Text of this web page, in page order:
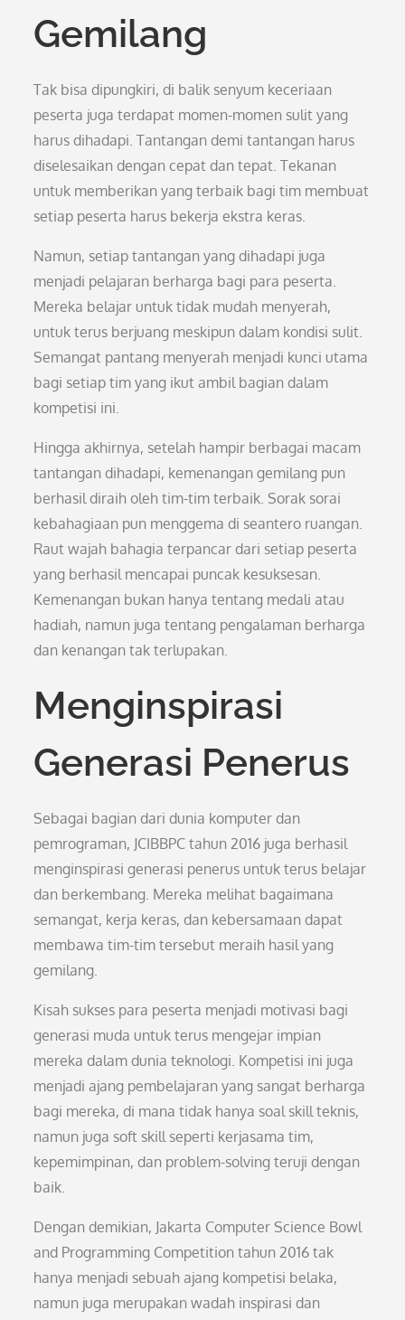
Gemilang
Tak bisa dipungkiri, di balik senyum keceriaan
peserta juga terdapat momen-momen sulit yang
harus dihadapi. Tantangan demi tantangan harus
diselesaikan dengan cepat dan tepat. Tekanan
untuk memberikan yang terbaik bagi tim membuat
setiap peserta harus bekerja ekstra keras.
Namun, setiap tantangan yang dihadapi juga
menjadi pelajaran berharga bagi para peserta.
Mereka belajar untuk tidak mudah menyerah,
untuk terus berjuang meskipun dalam kondisi sulit.
Semangat pantang menyerah menjadi kunci utama
bagi setiap tim yang ikut ambil bagian dalam
kompetisi ini.
Hingga akhirnya, setelah hampir berbagai macam
tantangan dihadapi, kemenangan gemilang pun
berhasil diraih oleh tim-tim terbaik. Sorak sorai
kebahagiaan pun menggema di seantero ruangan.
Raut wajah bahagia terpancar dari setiap peserta
yang berhasil mencapai puncak kesuksesan.
Kemenangan bukan hanya tentang medali atau
hadiah, namun juga tentang pengalaman berharga
dan kenangan tak terlupakan.
Menginspirasi
Generasi Penerus
Sebagai bagian dari dunia komputer dan
pemrograman, JCIBBPC tahun 2016 juga berhasil
menginspirasi generasi penerus untuk terus belajar
dan berkembang. Mereka melihat bagaimana
semangat, kerja keras, dan kebersamaan dapat
membawa tim-tim tersebut meraih hasil yang
gemilang.
Kisah sukses para peserta menjadi motivasi bagi
generasi muda untuk terus mengejar impian
mereka dalam dunia teknologi. Kompetisi ini juga
menjadi ajang pembelajaran yang sangat berharga
bagi mereka, di mana tidak hanya soal skill teknis,
namun juga soft skill seperti kerjasama tim,
kepemimpinan, dan problem-solving teruji dengan
baik.
Dengan demikian, Jakarta Computer Science Bowl
and Programming Competition tahun 2016 tak
hanya menjadi sebuah ajang kompetisi belaka,
namun juga merupakan wadah inspirasi dan